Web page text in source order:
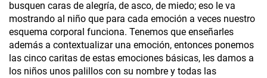
busquen caras de alegría, de asco, de miedo; eso le va
mostrando al niño que para cada emoción a veces nuestro
esquema corporal funciona. Tenemos que enseñarles
además a contextualizar una emoción, entonces ponemos
las cinco caritas de estas emociones básicas, les damos a
los niños unos palillos con su nombre y todas las